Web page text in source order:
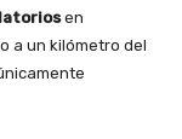
en
a un kilómetro del